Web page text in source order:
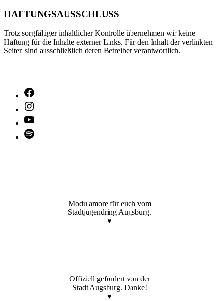
HAFTUNGSAUSSCHLUSS
Trotz sorgfältiger inhaltlicher Kontrolle übernehmen wir keine
Haftung für die Inhalte externer Links. Für den Inhalt der verlinkten
Seiten sind ausschließlich deren Betreiber verantwortlich.
Modulamore für euch vom
Stadtjugendring Augsburg.
♥️
Offiziell gefördert von der
Stadt Augsburg. Danke!
♥️